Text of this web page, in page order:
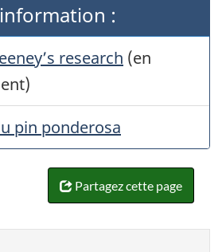
:
research (en
pin ponderosa
Partagez cette page